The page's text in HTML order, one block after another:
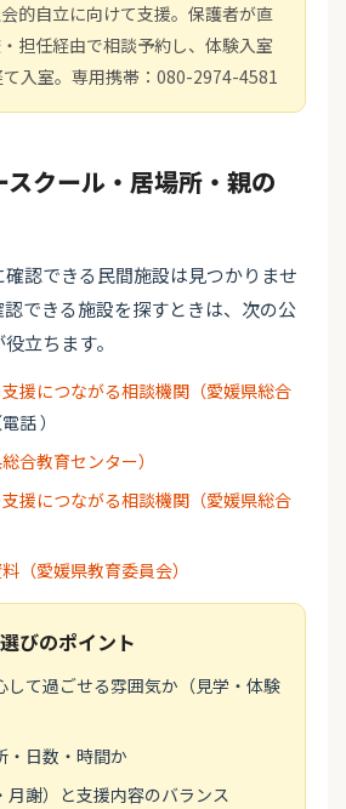
的自立に向けて支援。保護者が直
担任経由で相談予約し、体験入室
て入室。専用携帯：080-2974-4581
スクール・居場所・親の
認できる民間施設は見つかりませ
できる施設を探すときは、次の公
立ちます。
援につながる相談機関（愛媛県総合
電話 ）
合教育センター）
援につながる相談機関（愛媛県総合
（愛媛県教育委員会）
びのポイント
して過ごせる雰囲気か（見学・体験
・日数・時間か
月謝）と支援内容のバランス